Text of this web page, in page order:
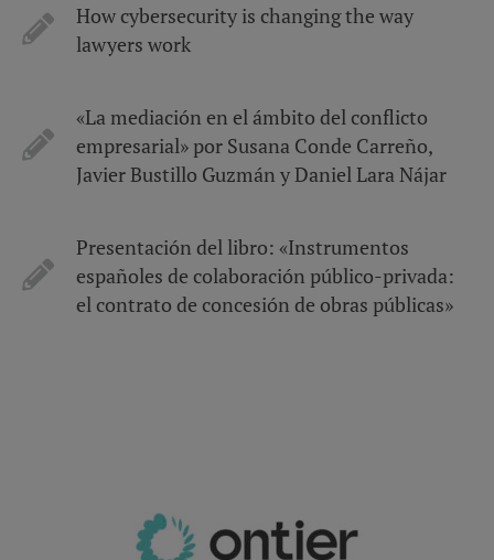
How cybersecurity is changing the way
lawyers work
«La mediación en el ámbito del conflicto
empresarial» por Susana Conde Carreño,
Javier Bustillo Guzmán y Daniel Lara Nájar
Presentación del libro: «Instrumentos
españoles de colaboración público-privada:
el contrato de concesión de obras públicas»